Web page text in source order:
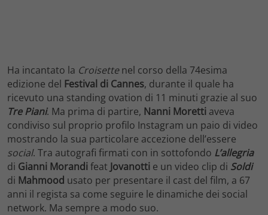
Ha incantato la Croisettenel corso della 74esima
edizione del Festival di Cannes, durante il quale ha
ricevuto una standing ovation di 11 minuti grazie al suo
Tre Piani. Ma prima di partire, Nanni Moretti aveva
condiviso sul proprio profilo Instagram un paio di video
mostrando la sua particolare accezione dell’essere
social. Tra autografi firmati con in sottofondo L’allegria
di Gianni Morandifeat Jovanotti e un video clip di Soldi
di Mahmood usato per presentare il cast del film, a 67
anni il regista sa come seguire le dinamiche dei social
network. Ma sempre a modo suo.